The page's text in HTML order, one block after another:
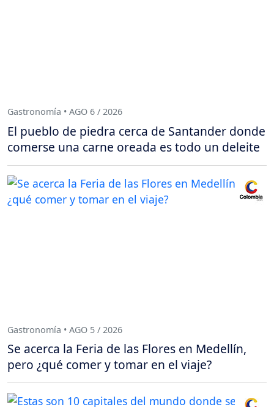
Gastronomía • AGO 6 / 2026
El pueblo de piedra cerca de Santander donde
comerse una carne oreada es todo un deleite
Gastronomía • AGO 5 / 2026
Se acerca la Feria de las Flores en Medellín,
pero ¿qué comer y tomar en el viaje?